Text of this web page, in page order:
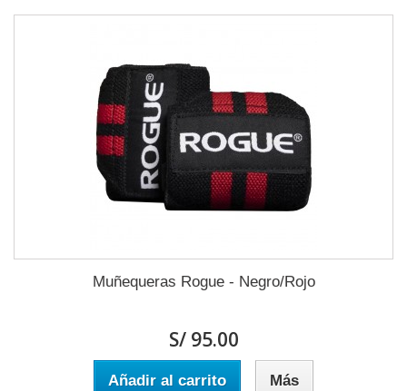
Muñequeras Rogue - Negro/Rojo
S/ 95.00
Añadir al carrito Más